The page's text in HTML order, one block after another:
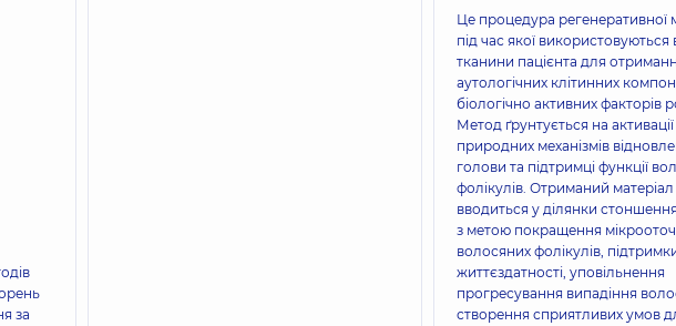
за
Це процедура регенеративної
під час якої використовуються
тканини пацієнта для
аутологічних клітинних
біологічно активних факторів
Метод ґрунтується на активації
природних механізмів
голови та підтримці функції
фолікулів. Отриманий матеріал
вводиться у ділянки
з метою покращення
волосяних фолікулів,
життєздатності, уповільнення
прогресування випадіння
створення сприятливих умов